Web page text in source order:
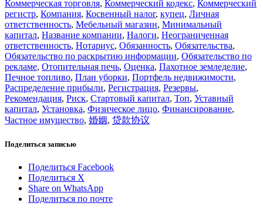
Коммерческая торговля, Коммерческий кодекс, Коммерческий
регистр, Компания, Косвенный налог, купец, Личная
ответственность, Мебельный магазин, Минимальный
капитал, Название компании, Налоги, Неограниченная
ответственность, Нотариус, Обязанность, Обязательства,
Обязательство по раскрытию информации, Обязательство по
рекламе, Отопительная печь, Оценка, Пахотное земледелие,
Печное топливо, План уборки, Портфель недвижимости,
Распределение прибыли, Регистрация, Резервы,
Рекомендация, Риск, Стартовый капитал, Топ, Уставный
капитал, Установка, Физическое лицо, Финансирование,
Частное имущество, 婚姻, 贷款协议
Поделиться записью
Поделиться Facebook
Поделиться X
Share on WhatsApp
Поделиться по почте